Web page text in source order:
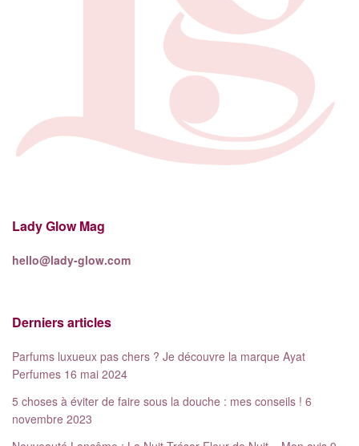
Lady Glow Mag
hello@lady-glow.com
Derniers articles
Parfums luxueux pas chers ? Je découvre la marque Ayat
Perfumes 16 mai 2024
5 choses à éviter de faire sous la douche : mes conseils ! 6
novembre 2023